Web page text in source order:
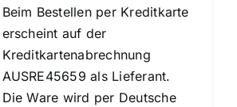
Beim Bestellen per Kreditkarte
erscheint auf der
Kreditkartenabrechnung
AUSRE45659 als Lieferant.
Die Ware wird per Deutsche